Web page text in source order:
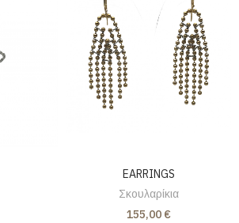
EARRINGS
Σκουλαρίκια
155,00 €